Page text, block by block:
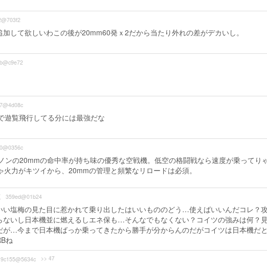
して欲しいわこの後が20mm60発ｘ2だから当たり外れの差がデカいし。
遊覧飛行してる分には最強だな
ンの20mmの命中率が持ち味の優秀な空戦機。低空の格闘戦なら速度が乗ってり
力がキツイから、20mmの管理と頻繁なリロードは必須。
359ed@01b24
塩梅の見た目に惹かれて乗り出したはいいもののどう…使えばいいんだコレ？
いし日本機並に燃えるしエネ保も…そんなでもなくない？コイツの強みは何？
が…今まで日本機ばっか乗ってきたから勝手が分からんのだがコイツは日本機だ
ね
9c155@5634c >> 47